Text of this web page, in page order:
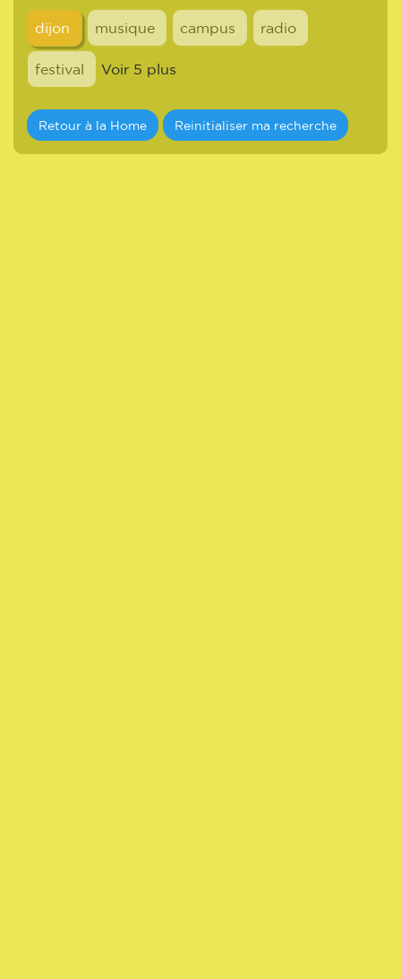
dijon musique campus radio
festival Voir 5 plus
Retour à la Home Reinitialiser ma recherche